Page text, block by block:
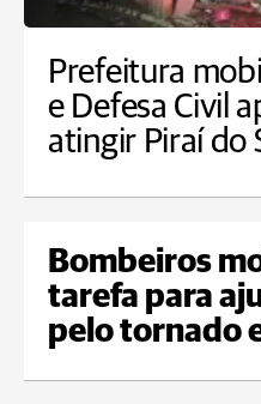
Prefeitura
e Defesa Civil
atingir Piraí do
Bombeiros
tarefa para
pelo tornado